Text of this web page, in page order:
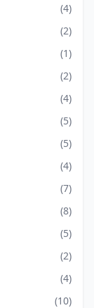
(4)
(2)
(1)
(2)
(4)
(5)
(5)
(4)
(7)
(8)
(5)
(2)
(4)
(10)